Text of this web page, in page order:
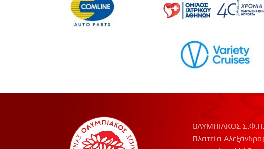
ΟΛΥΜΠΙΑΚΟΣ Σ.Φ.Π.
Πλατεία